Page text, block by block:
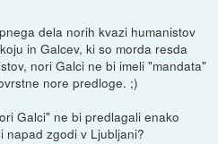
dela norih kvazi humanistov
in Galcev, ki so morda resda
nori Galci ne bi imeli "mandata"
nore predloge. ;)
Galci" ne bi predlagali enako
napad zgodi v Ljubljani?